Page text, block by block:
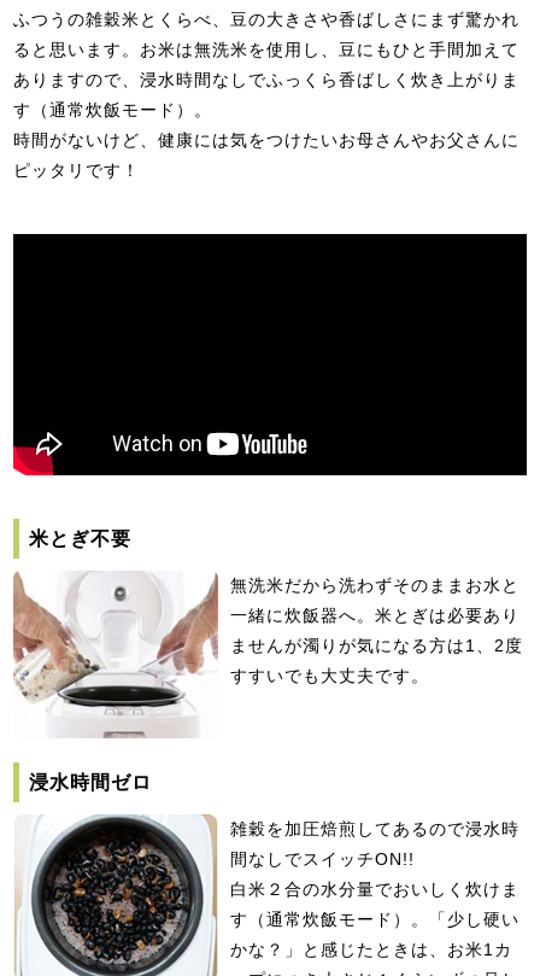
ふつうの雑穀米とくらべ、豆の大きさや香ばしさにまず驚かれ
ると思います。お米は無洗米を使用し、豆にもひと手間加えて
ありますので、浸水時間なしでふっくら香ばしく炊き上がりま
す（通常炊飯モード）。
時間がないけど、健康には気をつけたいお母さんやお父さんに
ピッタリです！
米とぎ不要
無洗米だから洗わずそのままお水と
一緒に炊飯器へ。米とぎは必要あり
ませんが濁りが気になる方は1、2度
すすいでも大丈夫です。
浸水時間ゼロ
雑穀を加圧焙煎してあるので浸水時
間なしでスイッチON!!
白米２合の水分量でおいしく炊けま
す（通常炊飯モード）。「少し硬い
かな？」と感じたときは、お米1カ